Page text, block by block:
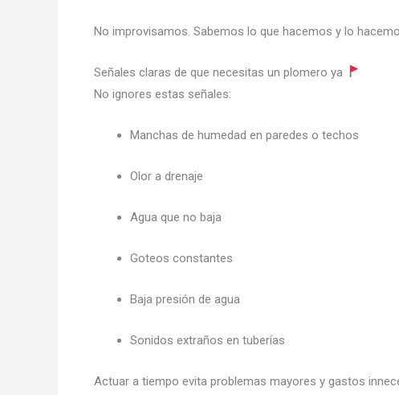
No improvisamos. Sabemos lo que hacemos y lo
Señales claras de que necesitas un plomero ya
No ignores estas señales:
Manchas de humedad en paredes o techos
Olor a drenaje
Agua que no baja
Goteos constantes
Baja presión de agua
Sonidos extraños en tuberías
Actuar a tiempo evita problemas mayores y gastos